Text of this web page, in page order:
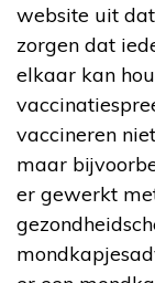
website uit
zorgen dat
elkaar kan
vaccineren
maar
er gewerkt